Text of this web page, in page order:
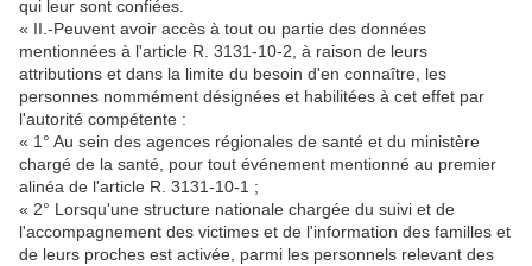
qui leur sont confiées.
« II.-Peuvent avoir accès à tout ou partie des données
mentionnées à l'article R. 3131-10-2, à raison de leurs
attributions et dans la limite du besoin d'en connaître, les
personnes nommément désignées et habilitées à cet effet par
l'autorité compétente :
« 1° Au sein des agences régionales de santé et du ministère
chargé de la santé, pour tout événement mentionné au premier
alinéa de l'article R. 3131-10-1 ;
« 2° Lorsqu'une structure nationale chargée du suivi et de
l'accompagnement des victimes et de l'information des familles et
de leurs proches est activée, parmi les personnels relevant des